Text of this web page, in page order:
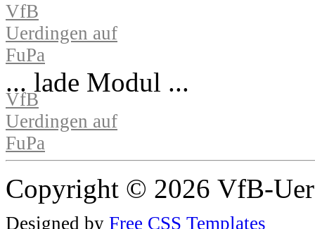
VfB
Uerdingen auf
FuPa
... lade Modul ...
VfB
Uerdingen auf
FuPa
Copyright © 2026 VfB-
Designed by Free CSS Templates